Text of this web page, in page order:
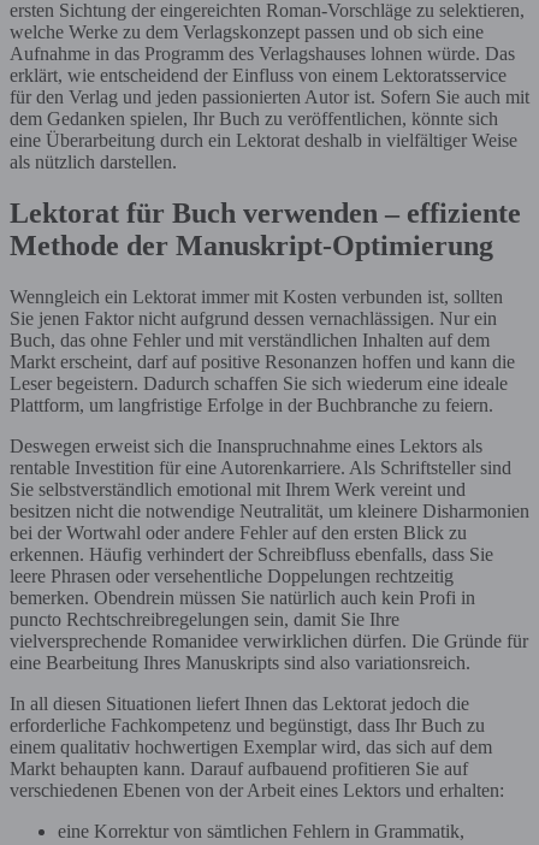
ersten Sichtung der eingereichten Roman-Vorschläge zu selektieren,
welche Werke zu dem Verlagskonzept passen und ob sich eine
Aufnahme in das Programm des Verlagshauses lohnen würde. Das
erklärt, wie entscheidend der Einfluss von einem Lektoratsservice
für den Verlag und jeden passionierten Autor ist. Sofern Sie auch mit
dem Gedanken spielen, Ihr Buch zu veröffentlichen, könnte sich
eine Überarbeitung durch ein Lektorat deshalb in vielfältiger Weise
als nützlich darstellen.
Lektorat für Buch verwenden – effiziente
Methode der Manuskript-Optimierung
Wenngleich ein Lektorat immer mit Kosten verbunden ist, sollten
Sie jenen Faktor nicht aufgrund dessen vernachlässigen. Nur ein
Buch, das ohne Fehler und mit verständlichen Inhalten auf dem
Markt erscheint, darf auf positive Resonanzen hoffen und kann die
Leser begeistern. Dadurch schaffen Sie sich wiederum eine ideale
Plattform, um langfristige Erfolge in der Buchbranche zu feiern.
Deswegen erweist sich die Inanspruchnahme eines Lektors als
rentable Investition für eine Autorenkarriere. Als Schriftsteller sind
Sie selbstverständlich emotional mit Ihrem Werk vereint und
besitzen nicht die notwendige Neutralität, um kleinere Disharmonien
bei der Wortwahl oder andere Fehler auf den ersten Blick zu
erkennen. Häufig verhindert der Schreibfluss ebenfalls, dass Sie
leere Phrasen oder versehentliche Doppelungen rechtzeitig
bemerken. Obendrein müssen Sie natürlich auch kein Profi in
puncto Rechtschreibregelungen sein, damit Sie Ihre
vielversprechende Romanidee verwirklichen dürfen. Die Gründe für
eine Bearbeitung Ihres Manuskripts sind also variationsreich.
In all diesen Situationen liefert Ihnen das Lektorat jedoch die
erforderliche Fachkompetenz und begünstigt, dass Ihr Buch zu
einem qualitativ hochwertigen Exemplar wird, das sich auf dem
Markt behaupten kann. Darauf aufbauend profitieren Sie auf
verschiedenen Ebenen von der Arbeit eines Lektors und erhalten:
eine Korrektur von sämtlichen Fehlern in Grammatik,